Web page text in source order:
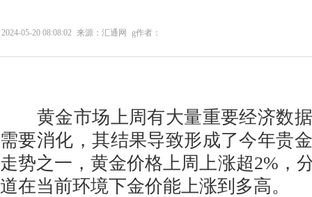
2024-05-20 08:08:02 来源：汇通网 g作者：
黄金市场上周有大量重要经济数据
需要消化，其结果导致形成了今年贵
走势之一，黄金价格上周上涨超2%，
道在当前环境下金价能上涨到多高。